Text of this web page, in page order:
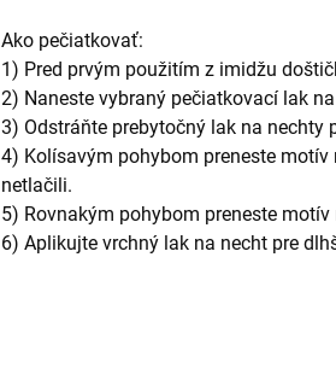
Ako pečiatkovať:
1) Pred prvým použitím z imidžu
2) Naneste vybraný pečiatkovací lak
3) Odstráňte prebytočný lak na nechty
4) Kolísavým pohybom preneste
netlačili.
5) Rovnakým pohybom preneste motív
6) Aplikujte vrchný lak na necht pre